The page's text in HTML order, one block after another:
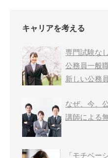
キャリアを考える
専門試験な
公務員一般
新しい公務
なぜ、今、
講師による
「モチベー